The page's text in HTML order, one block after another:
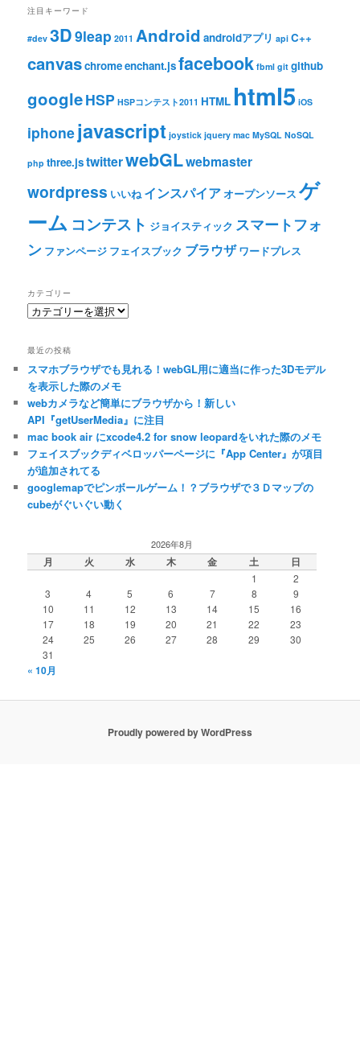
注目キーワード
#dev 3D9leap 2011 Android androidアプリ api C++
canvaschromeenchant.jsfacebook fbml git github
googleHSP HSPコンテスト2011 HTML html5 iOS
iphonejavascript joystick jquery mac MySQL NoSQL
php three.jstwitterwebGLwebmaster
wordpress いいね インスパイアオープンソース ゲ
ーム コンテスト ジョイスティック スマートフォ
ン ファンページ フェイスブック ブラウザ ワードプレス
カテゴリー
カ
リ
ー
最近の投稿
スマホブラウザでも見れる！webGL用に適当に作った3Dモデル
を表示した際のメモ
webカメラなど簡単にブラウザから！新しい
API『getUserMedia』に注目
mac book air にxcode4.2 for snow leopardをいれた際のメモ
フェイスブックディベロッパーページに『App Center』が項目
が追加されてる
googlemapでピンボールゲーム！？ブラウザで３Ｄマップの
cubeがぐいぐい動く
2026年8月
月 火 水 木 金 土 日
1
2
3
4 5 6 7 8
9
10
11 12 13 14 15
16
17
18 19 20 21 22
23
24
25 26 27 28 29
30
31
« 10月
Proudly powered by WordPress